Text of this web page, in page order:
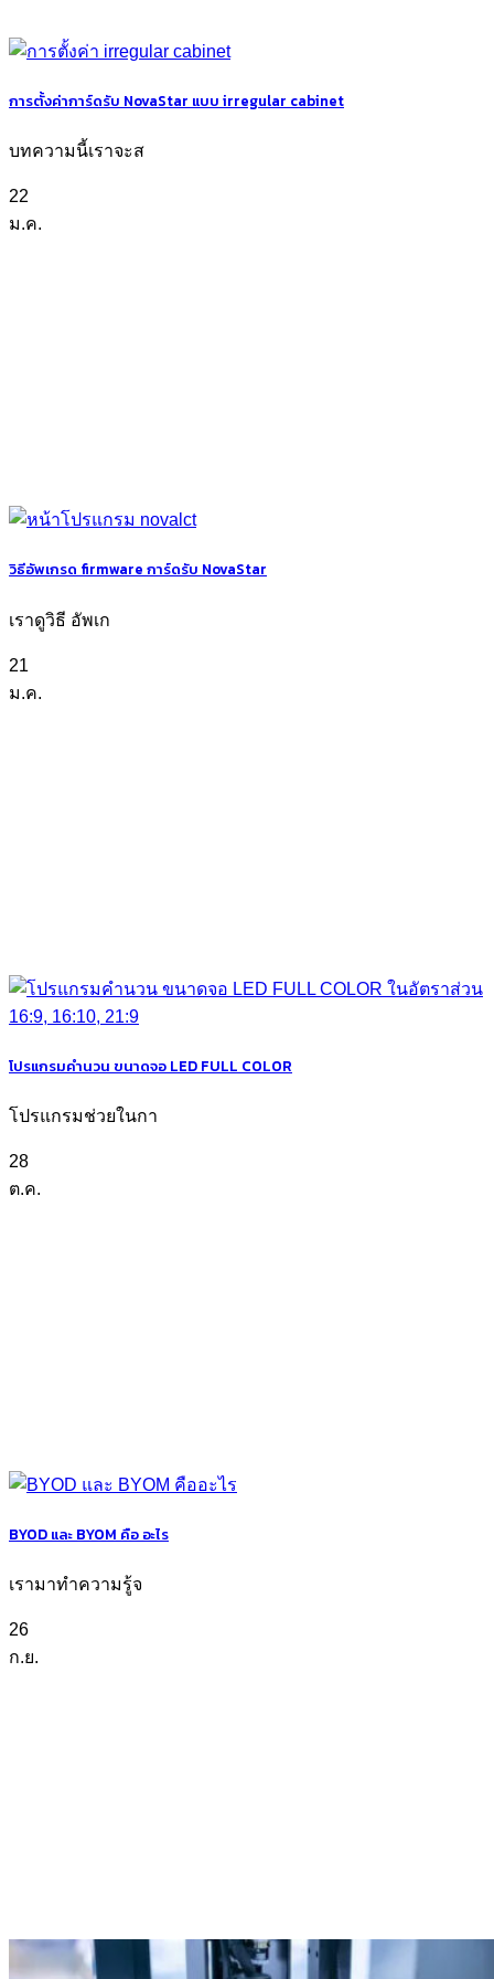
การตั้งค่าการ์ดรับ NovaStar แบบ irregular cabinet
บทความนี้เราจะส
22
ม.ค.
วิธีอัพเกรด firmware การ์ดรับ NovaStar
เราดูวิธี อัพเก
21
ม.ค.
โปรแกรมคำนวน ขนาดจอ LED FULL COLOR
โปรแกรมช่วยในกา
28
ต.ค.
BYOD และ BYOM คือ อะไร
เรามาทำความรู้จ
26
ก.ย.